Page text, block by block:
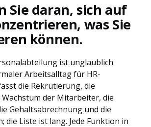
Sie daran, sich auf
was Sie
können.
ist unglaublich
Arbeitsalltag für HR-
die Rekrutierung, die
Wachstum der Mitarbeiter, die
Gehaltsabrechnung und die
die Liste ist lang. Jede Funktion in